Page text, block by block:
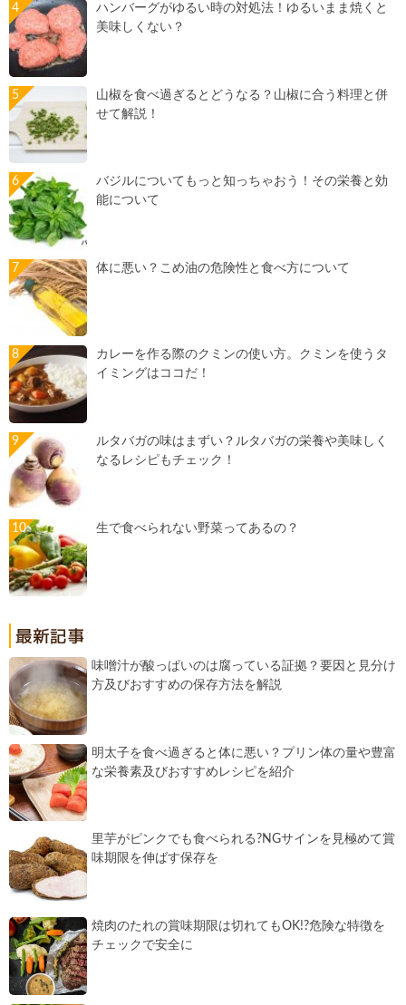
ハンバーグがゆるい時の対処法！ゆるいまま焼くと
美味しくない？
山椒を食べ過ぎるとどうなる？山椒に合う料理と併
せて解説！
バジルについてもっと知っちゃおう！その栄養と効
能について
体に悪い？こめ油の危険性と食べ方について
カレーを作る際のクミンの使い方。クミンを使うタ
イミングはココだ！
ルタバガの味はまずい？ルタバガの栄養や美味しく
なるレシピもチェック！
生で食べられない野菜ってあるの？
味噌汁が酸っぱいのは腐っている証拠？要因と見分け
方及びおすすめの保存方法を解説
明太子を食べ過ぎると体に悪い？プリン体の量や豊富
な栄養素及びおすすめレシピを紹介
里芋がピンクでも食べられる?NGサインを見極めて賞
味期限を伸ばす保存を
焼肉のたれの賞味期限は切れてもOK!?危険な特徴を
チェックで安全に